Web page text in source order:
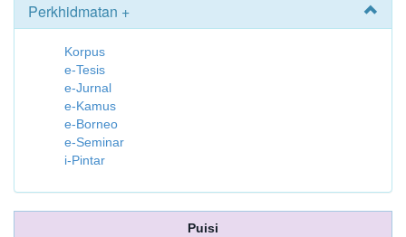
Perkhidmatan +
Korpus
e-Tesis
e-Jurnal
e-Kamus
e-Borneo
e-Seminar
i-Pintar
Puisi